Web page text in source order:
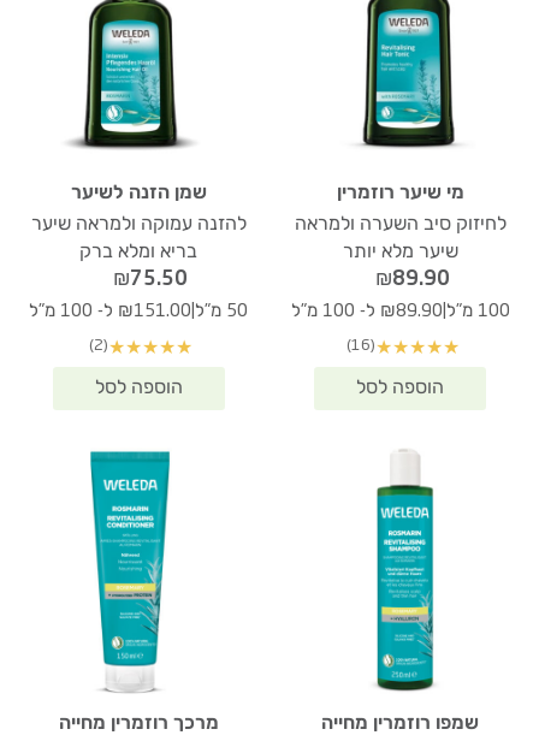
מי שיער רוזמרין
לחיזוק סיב השערה ולמראה
שיער מלא יותר
₪89.90
100 מ"ל ₪89.90 ל- 100 מ"ל
★
★
★
★
★
(16)
שמן הזנה לשיער
להזנה עמוקה ולמראה שיער
בריא ומלא ברק
₪75.50
50 מ"ל ₪151.00 ל- 100 מ"ל
★
★
★
★
★
(2)
שמפו רוזמרין מחייה מרכך רוזמרין מחייה